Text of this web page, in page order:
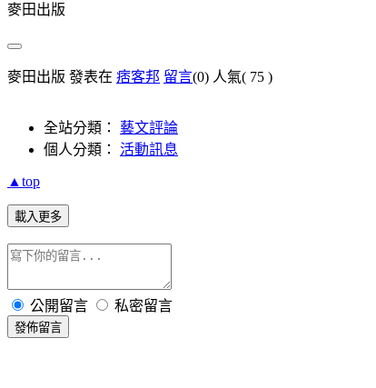
麥田出版
麥田出版 發表在 痞客邦 留言(0) 人氣( 75 )
全站分類： 藝文評論
個人分類： 活動訊息
▲top
載入更多
公開留言 私密留言
發佈留言